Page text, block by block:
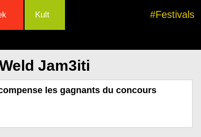
Kult #Festivals
Jam3iti
les gagnants du concours